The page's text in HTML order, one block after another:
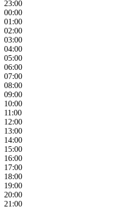
23:00
00:00
01:00
02:00
03:00
04:00
05:00
06:00
07:00
08:00
09:00
10:00
11:00
12:00
13:00
14:00
15:00
16:00
17:00
18:00
19:00
20:00
21:00